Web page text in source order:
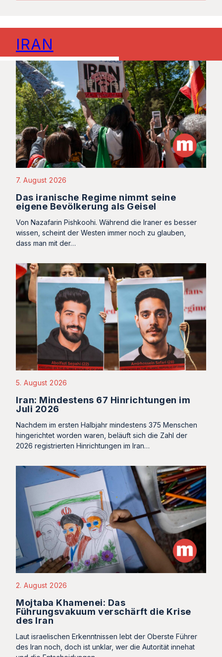
IRAN
7. August 2026
Das iranische Regime nimmt seine
eigene Bevölkerung als Geisel
Von Nazafarin Pishkoohi. Während die Iraner es besser
wissen, scheint der Westen immer noch zu glauben,
dass man mit der…
5. August 2026
Iran: Mindestens 67 Hinrichtungen im
Juli 2026
Nachdem im ersten Halbjahr mindestens 375 Menschen
hingerichtet worden waren, beläuft sich die Zahl der
2026 registrierten Hinrichtungen im Iran…
2. August 2026
Mojtaba Khamenei: Das
Führungsvakuum verschärft die Krise
des Iran
Laut israelischen Erkenntnissen lebt der Oberste Führer
des Iran noch, doch ist unklar, wer die Autorität innehat